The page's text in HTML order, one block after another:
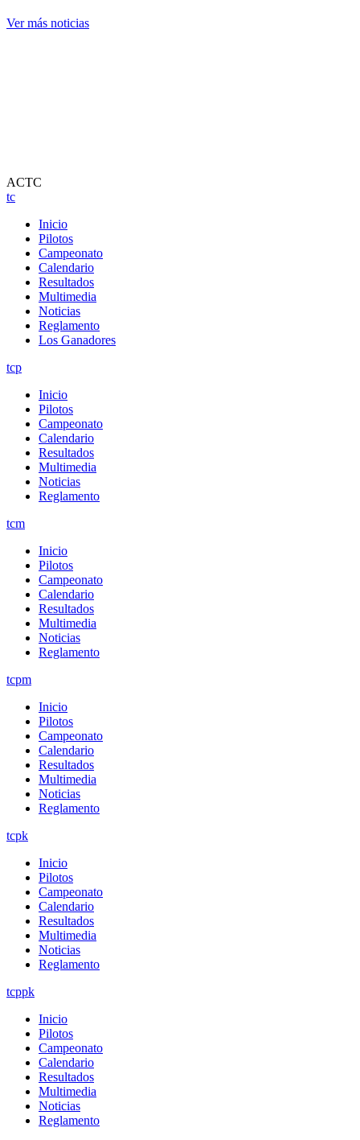
Ver más noticias
ACTC
tc
Inicio
Pilotos
Campeonato
Calendario
Resultados
Multimedia
Noticias
Reglamento
Los Ganadores
tcp
Inicio
Pilotos
Campeonato
Calendario
Resultados
Multimedia
Noticias
Reglamento
tcm
Inicio
Pilotos
Campeonato
Calendario
Resultados
Multimedia
Noticias
Reglamento
tcpm
Inicio
Pilotos
Campeonato
Calendario
Resultados
Multimedia
Noticias
Reglamento
tcpk
Inicio
Pilotos
Campeonato
Calendario
Resultados
Multimedia
Noticias
Reglamento
tcppk
Inicio
Pilotos
Campeonato
Calendario
Resultados
Multimedia
Noticias
Reglamento